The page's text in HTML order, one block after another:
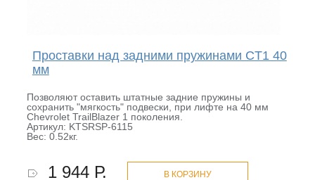
Проставки над задними пружинами CT1 40
мм
Позволяют оставить штатные задние пружины и
сохранить "мягкость" подвески, при лифте на 40 мм
Chevrolet TrailBlazer 1 поколения.
Артикул: KTSRSP-6115
Вес: 0.52кг.
1 944 Р. В КОРЗИНУ